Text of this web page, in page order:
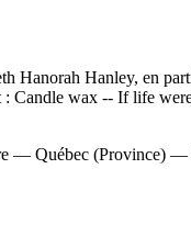
Hanorah Hanley, en
: Candle wax -- If life
Québec (Province) —